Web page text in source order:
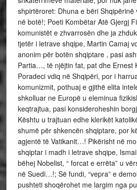
shpirtëroret: Dhuna e bëri
në botë!; Poeti Kombëtar Atë Gjergj
komunistët e zhvarrosën dhe ja
tjetër i letrave shqipe, Martin Camaj
anonim për botën shqiptare , pasi
Partia…, të njëjtin fat, pat dhe Ernest
Poradeci vdiq në Shqipëri, por i
komunizmit, pothuaj e gjithë elita
shkolluar ne Europë u eleminua
keqtrajtua, pasi konsideroheshin
Kështu u trajtuan edhe klerikët
shumë për shkencën shqiptare, por
agjentë të Vatikanit…! Pikërisht në
shqiptar i madh i letrave shqipe,
bëhej Nobelist, “ forcat e errëta” u
në Suedi…!; Së fundi, “vepra” e
pushteti shoqërohet me largim nga